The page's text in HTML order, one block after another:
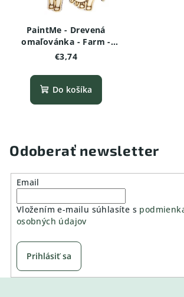
PaintMe - Drevená
omaľovánka - Farm -
Krávička varianta 2
€3,74
Do košíka
Odoberať newsletter
Email
Vložením e-mailu súhlasíte s
osobných údajov
Prihlásiť sa